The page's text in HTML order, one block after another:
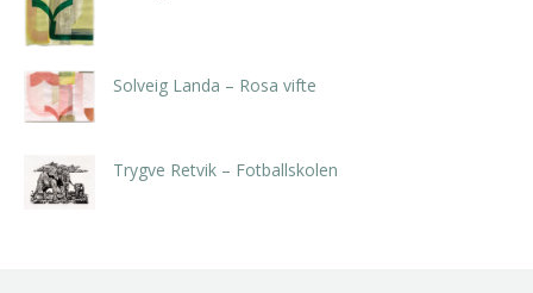
Solveig Landa – Rosa vifte
Trygve Retvik – Fotballskolen